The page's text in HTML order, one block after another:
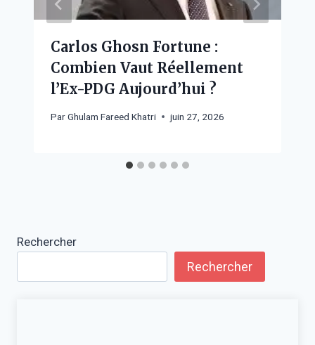
Carlos Ghosn Fortune :
Combien Vaut Réellement
l’Ex-PDG Aujourd’hui ?
ParGhulam Fareed Khatri juin 27, 2026
Rechercher
Rechercher